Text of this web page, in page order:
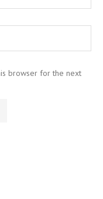
browser for the next